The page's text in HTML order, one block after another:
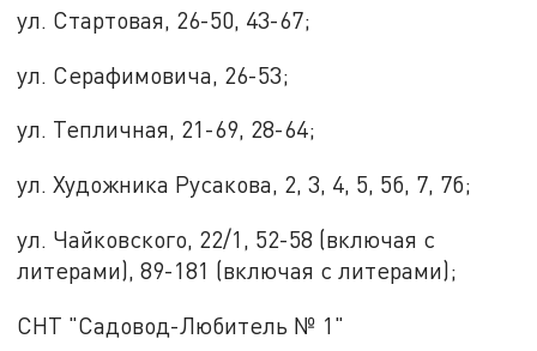
ул. Стартовая, 26-50, 43-67;
ул. Серафимовича, 26-53;
ул. Тепличная, 21-69, 28-64;
ул. Художника Русакова, 2, 3, 4, 5, 5б, 7, 7б;
ул. Чайковского, 22/1, 52-58 (включая с
литерами), 89-181 (включая с литерами);
СНТ "Садовод-Любитель № 1"